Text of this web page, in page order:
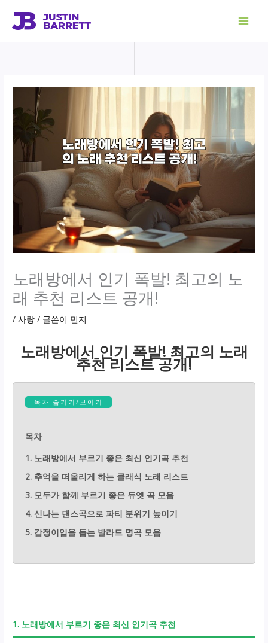
노래방에서 인기 폭발! 최고의 노
래 추천 리스트 공개!
/사랑 / 글쓴이 민지
노래방에서 인기 폭발! 최고의 노래
추천 리스트 공개!
목차 숨기기/보이기
목차
1. 노래방에서 부르기 좋은 최신 인기곡 추천
2. 추억을 떠올리게 하는 클래식 노래 리스트
3. 모두가 함께 부르기 좋은 듀엣 곡 모음
4. 신나는 댄스곡으로 파티 분위기 높이기
5. 감정이입을 돕는 발라드 명곡 모음
1. 노래방에서 부르기 좋은 최신 인기곡 추천